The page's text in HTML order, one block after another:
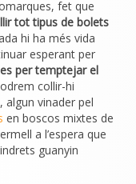
fet que
tot tipus de bolets
hi ha més vida
esperant per
per temptejar el
collir-hi
vinader pel
en boscos mixtes de
a l’espera que
guanyin